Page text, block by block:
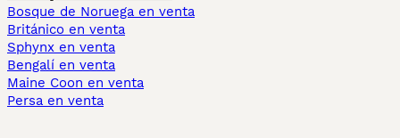
Bosque de Noruega en venta
Británico en venta
Sphynx en venta
Bengalí en venta
Maine Coon en venta
Persa en venta